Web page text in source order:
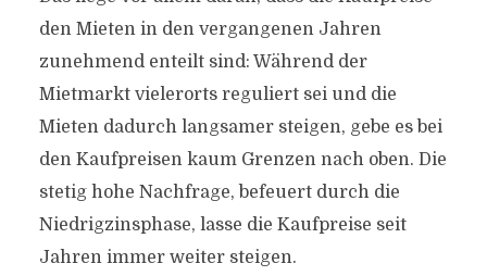
den Mieten in den vergangenen Jahren
zunehmend enteilt sind: Während der
Mietmarkt vielerorts reguliert sei und die
Mieten dadurch langsamer steigen, gebe es bei
den Kaufpreisen kaum Grenzen nach oben. Die
stetig hohe Nachfrage, befeuert durch die
Niedrigzinsphase, lasse die Kaufpreise seit
Jahren immer weiter steigen.